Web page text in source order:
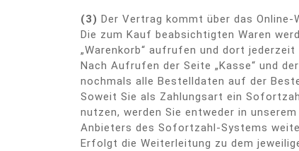
(3) Der Vertrag kommt über das
Die zum Kauf beabsichtigten Waren
„Warenkorb“ aufrufen und dort jederzeit
Nach Aufrufen der Seite „Kasse“ und
nochmals alle Bestelldaten auf der
Soweit Sie als Zahlungsart ein
nutzen, werden Sie entweder in
Anbieters des Sofortzahl-Systems
Erfolgt die Weiterleitung zu dem